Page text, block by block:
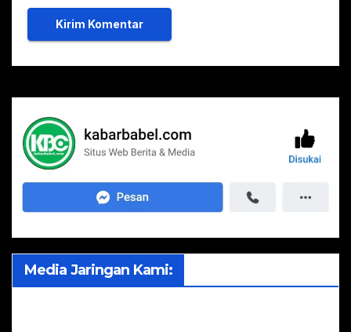
Media Jaringan Kami: